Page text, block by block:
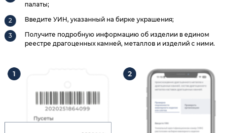
палаты;
Введите УИН, указанный на бирке украшения;
Получите подробную информацию об изделии в едином
реестре драгоценных камней, металлов и изделий с ними.